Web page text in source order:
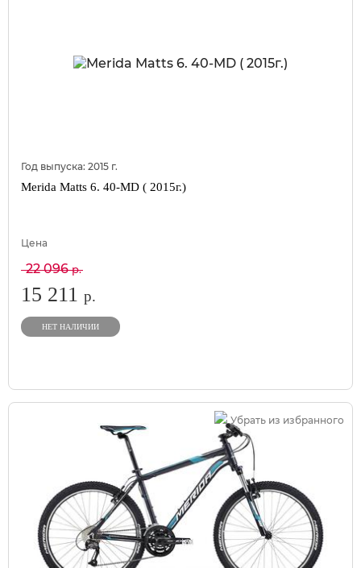
Год выпуска: 2015 г.
Merida Matts 6. 40-MD ( 2015г.)
Цена
22 096р.
15 211 р.
НЕТ НАЛИЧИИ
Убрать из избранного